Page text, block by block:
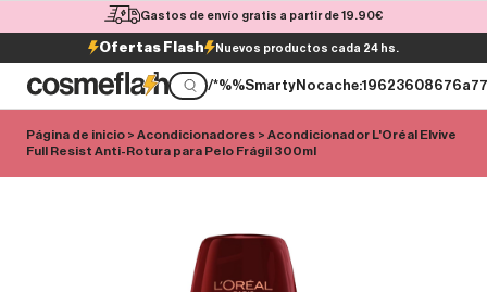
Gastos de envío gratis a partir de 19.90€
Ofertas Flash Nuevos productos cada 24 hs.
/
Página de inicio > Acondicionadores > Acondicionador L'Oréal Elvive
Full Resist Anti-Rotura para Pelo Frágil 300ml